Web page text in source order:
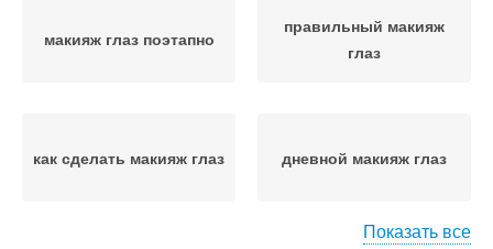
макияж глаз поэтапно
правильный макияж
глаз
как сделать макияж глаз дневной макияж глаз
Показать все